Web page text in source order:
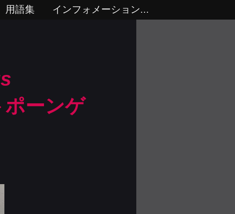
用語集 インフォメーション...
ーンゲ